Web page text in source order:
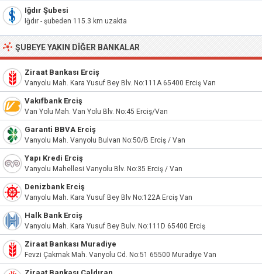
Iğdır Şubesi
Iğdır - şubeden 115.3 km uzakta
ŞUBEYE YAKIN DIĞER BANKALAR
Ziraat Bankası Erciş
Vanyolu Mah. Kara Yusuf Bey Blv. No:111A 65400 Erciş Van
Vakıfbank Erciş
Van Yolu Mah. Van Yolu Blv. No:45 Erciş/Van
Garanti BBVA Erciş
Vanyolu Mah. Vanyolu Bulvarı No:50/B Erciş / Van
Yapı Kredi Erciş
Vanyolu Mahellesi Vanyolu Blv. No:35 Erciş / Van
Denizbank Erciş
Vanyolu Mah. Kara Yusuf Bey Blv No:122A Erciş Van
Halk Bank Erciş
Vanyolu Mah. Kara Yusuf Bey Bulv. No:111D 65400 Erciş
Ziraat Bankası Muradiye
Fevzi Çakmak Mah. Vanyolu Cd. No:51 65500 Muradiye Van